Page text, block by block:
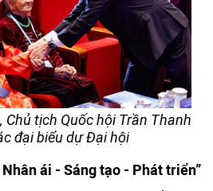
Chủ tịch Quốc hội Trần Thanh
đại biểu dự Đại hội
ái - Sáng tạo - Phát triển”